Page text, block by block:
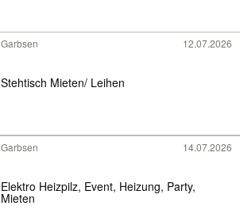
Garbsen 12.07.2026
Stehtisch Mieten/ Leihen
Garbsen 14.07.2026
Elektro Heizpilz, Event, Heizung, Party,
Mieten